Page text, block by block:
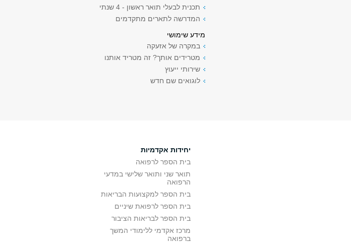
תכנית לבעלי תואר ראשון - 4 שנתי
המדרשה לתארים מתקדמים
מידע שימושי
במקרה של אזעקה
מטרידים אותך? זה מטריד אותנו
שירותי ייעוץ
לוגואים שם חדש
יחידות אקדמיות
בית הספר לרפואה
תואר שני ותואר שלישי במדעי
הרפואה
בית הספר למקצועות הבריאות
בית הספר לרפואת שיניים
בית הספר לבריאות הציבור
מרכז אקדמי ללימודי המשך
ברפואה